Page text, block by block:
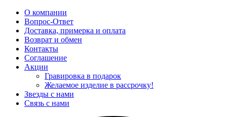
О компании
Вопрос-Ответ
Доставка, примерка и оплата
Возврат и обмен
Контакты
Соглашение
Акции
Гравировка в подарок
Желаемое изделие в рассрочку!
Звезды с нами
Связь с нами